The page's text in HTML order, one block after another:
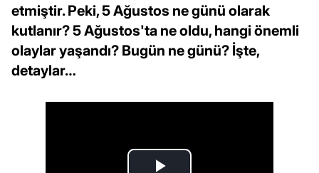
etmiştir. Peki, 5 Ağustos ne günü olarak
kutlanır? 5 Ağustos'ta ne oldu, hangi önemli
olaylar yaşandı? Bugün ne günü? İşte,
detaylar…